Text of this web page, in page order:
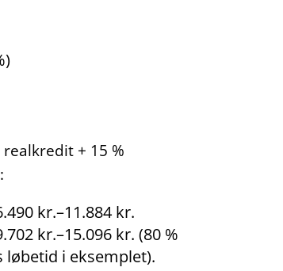
+ 15 %
kr.–11.884 kr.
kr.–15.096 kr. (80 %
løbetid i eksemplet).